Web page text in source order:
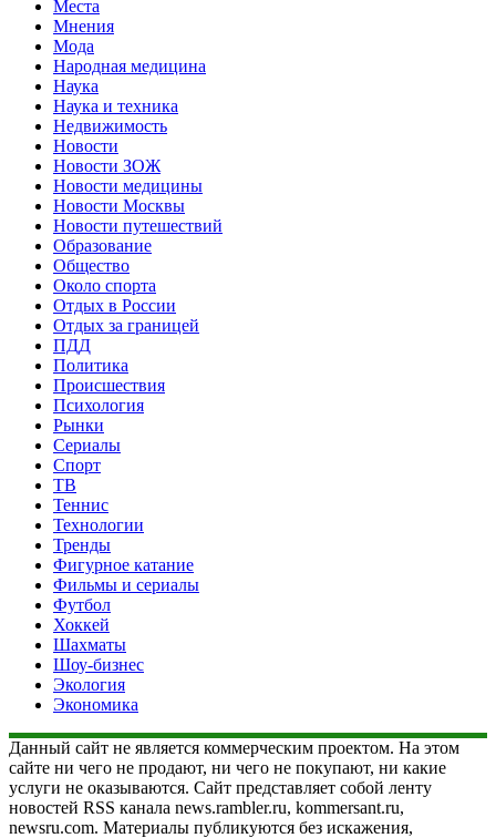
Места
Мнения
Мода
Народная медицина
Наука
Наука и техника
Недвижимость
Новости
Новости ЗОЖ
Новости медицины
Новости Москвы
Новости путешествий
Образование
Общество
Около спорта
Отдых в России
Отдых за границей
ПДД
Политика
Происшествия
Психология
Рынки
Сериалы
Спорт
ТВ
Теннис
Технологии
Тренды
Фигурное катание
Фильмы и сериалы
Футбол
Хоккей
Шахматы
Шоу-бизнес
Экология
Экономика
Данный сайт не является коммерческим проектом. На этом
сайте ни чего не продают, ни чего не покупают, ни какие
услуги не оказываются. Сайт представляет собой ленту
новостей RSS канала news.rambler.ru, kommersant.ru,
newsru.com. Материалы публикуются без искажения,